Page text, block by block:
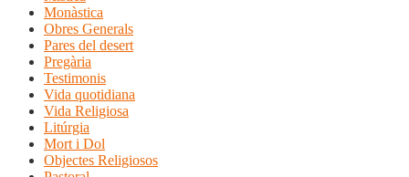
Monàstica
Obres Generals
Pares del desert
Pregària
Testimonis
Vida quotidiana
Vida Religiosa
Litúrgia
Mort i Dol
Objectes Religiosos